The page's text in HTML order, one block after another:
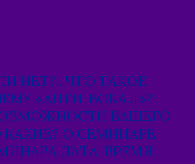
НЕТ?.. ЧТО ТАКОЕ
«АНТИ-ВОКАЛ»?
ВАШЕГО
О СЕМИНАРЕ
ДАТА, ВРЕМЯ,